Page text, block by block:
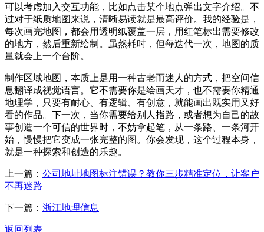
可以考虑加入交互功能，比如点击某个地点弹出文字介绍。不
过对于纸质地图来说，清晰易读就是最高评价。我的经验是，
每次画完地图，都会用透明纸覆盖一层，用红笔标出需要修改
的地方，然后重新绘制。虽然耗时，但每迭代一次，地图的质
量就会上一个台阶。
制作区域地图，本质上是用一种古老而迷人的方式，把空间信
息翻译成视觉语言。它不需要你是绘画天才，也不需要你精通
地理学，只要有耐心、有逻辑、有创意，就能画出既实用又好
看的作品。下一次，当你需要给别人指路，或者想为自己的故
事创造一个可信的世界时，不妨拿起笔，从一条路、一条河开
始，慢慢把它变成一张完整的图。你会发现，这个过程本身，
就是一种探索和创造的乐趣。
上一篇： 公司地址地图标注错误？教你三步精准定位，让客户
不再迷路
下一篇： 浙江地理信息
返回列表